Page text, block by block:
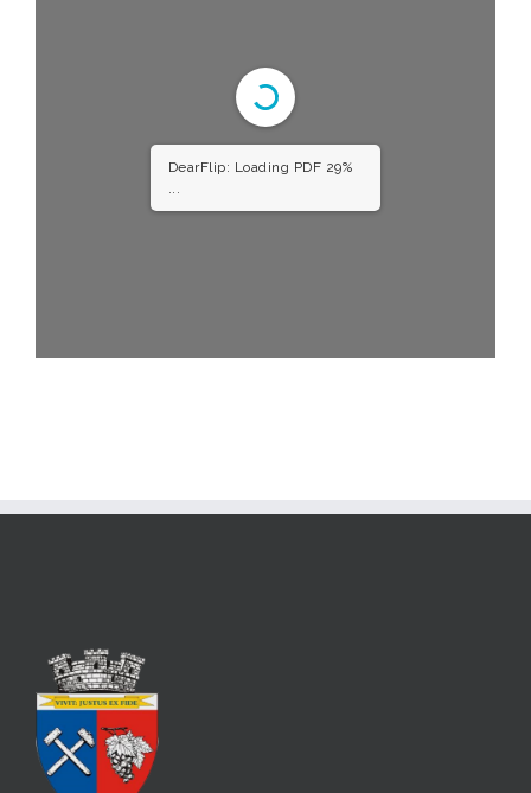
DearFlip: Loading PDF 29%